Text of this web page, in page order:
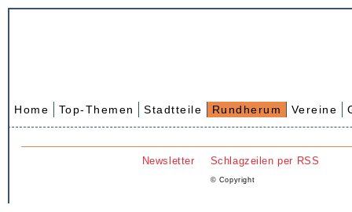
Home Top-Themen Stadtteile Rundherum Vereine
Newsletter Schlagzeilen per RSS
© Copyright